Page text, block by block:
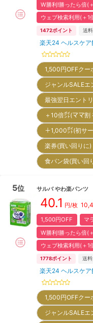
W勝利!勝ったら倍(
ウェブ検索利用(＋1
1472ポイント 送
楽天24 ヘルスケ
1,500円OFFクー
ジャンルSALE
最強翌日エント
＋10倍㌽(ママ
＋1,000㌽(初サ
楽券(買い回り
食パン袋(買い
5位 サルバ やわ楽パンツ
40.1 円/枚
1,500円OFF マ
W勝利!勝ったら倍(
ウェブ検索利用(＋1
1778ポイント 送
楽天24 ヘルスケ
1,500円OFFクー
ジャンルSALE